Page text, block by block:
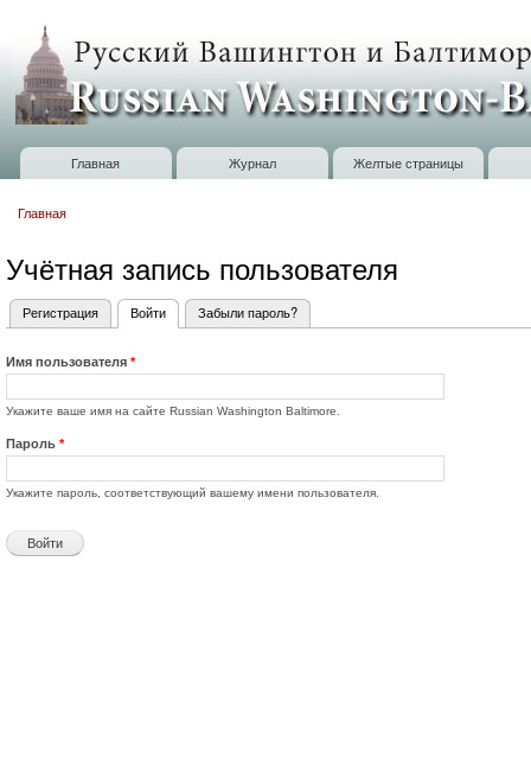
Russian
Washington
Baltimore
Главное меню
Главная Журнал Желтые страницы
Главная
Учётная запись пользователя
Главные вкладки
Регистрация Войти (активная вкладка)
Забыли пароль?
Имя пользователя *
Укажите ваше имя на сайте Russian Washington Baltimore.
Пароль *
Укажите пароль, соответствующий вашему имени пользователя.